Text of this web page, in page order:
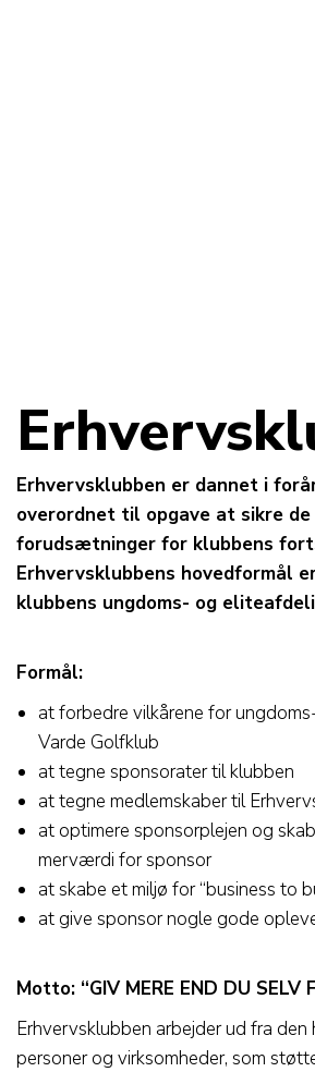
Erhvervsklubben er dannet i
overordnet til opgave at sikre
forudsætninger for klubbens
Erhvervsklubbens hovedformål
klubbens ungdoms- og
Formål:
at forbedre vilkårene for
Varde Golfklub
at tegne sponsorater til klubben
at tegne medlemskaber til
at optimere sponsorplejen og
merværdi for sponsor
at skabe et miljø for “business to
at give sponsor nogle gode
Motto: “GIV MERE END DU SELV
Erhvervsklubben arbejder ud fra den
personer og virksomheder, som